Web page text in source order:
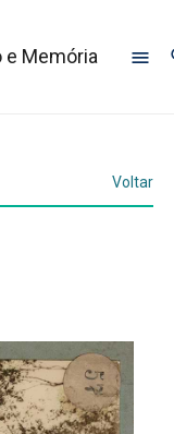
e Memória
Voltar